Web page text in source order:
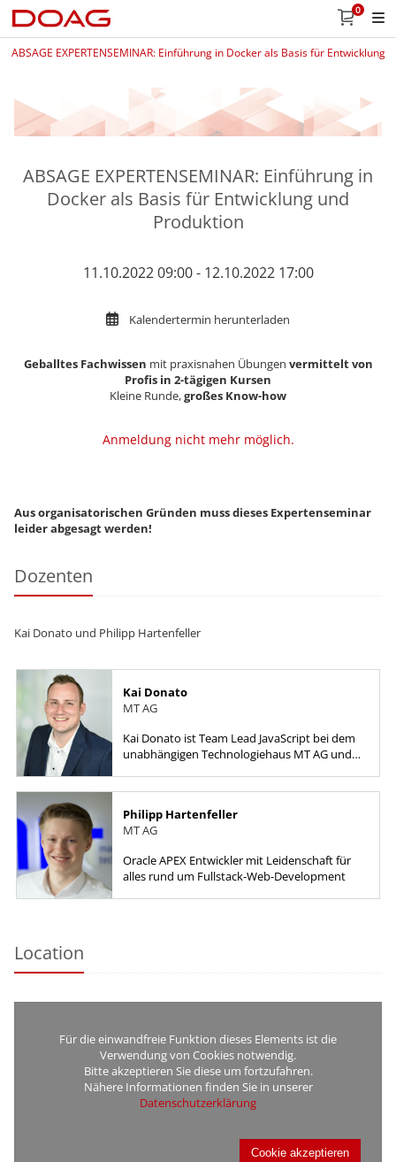
0
ABSAGE EXPERTENSEMINAR: Einführung in Docker als Basis für Entwicklung
ABSAGE EXPERTENSEMINAR: Einführung in
Docker als Basis für Entwicklung und
Produktion
11.10.2022 09:00 - 12.10.2022 17:00
Kalendertermin herunterladen
Geballtes Fachwissen mit praxisnahen Übungen vermittelt von
Profis in 2-tägigen Kursen
Kleine Runde,großes Know-how
Anmeldung nicht mehr möglich.
Aus organisatorischen Gründen muss dieses Expertenseminar
leider abgesagt werden!
Dozenten
Kai Donato und Philipp Hartenfeller
Kai Donato
MT AG
Kai Donato ist Team Lead JavaScript bei dem
unabhängigen Technologiehaus MT AG und
Philipp Hartenfeller
MT AG
Oracle APEX Entwickler mit Leidenschaft für
alles rund um Fullstack-Web-Development
Location
Für die einwandfreie Funktion dieses Elements ist die
Verwendung von Cookies notwendig.
Bitte akzeptieren Sie diese um fortzufahren.
Nähere Informationen finden Sie in unserer
Datenschutzerklärung
Cookie akzeptieren